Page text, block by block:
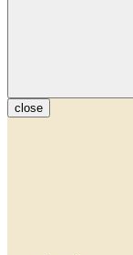
close